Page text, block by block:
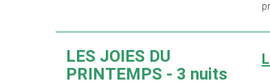
LES JOIES DU
PRINTEMPS - 3 nuits